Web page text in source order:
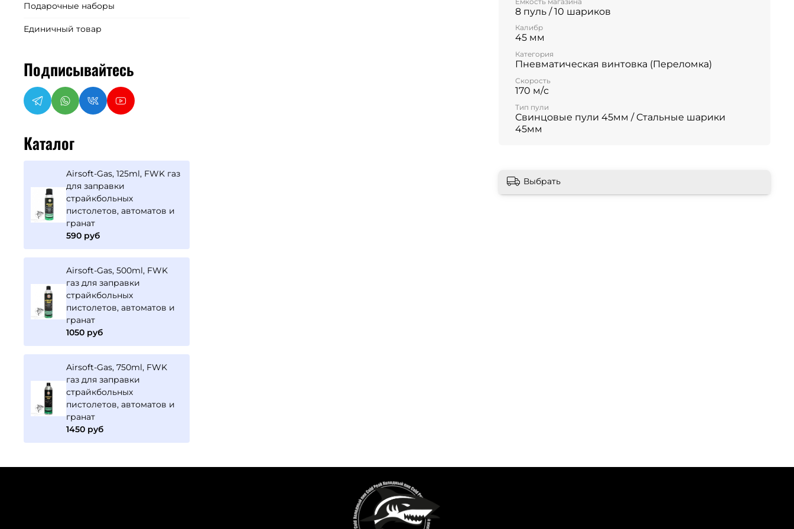
8 пуль / 10 шариков
Калибр
45 мм
Категория
Пневматическая винтовка (Переломка)
Скорость
170 м/с
Тип пули
Свинцовые пули 45мм / Стальные шарики
45мм
Выбрать
Подарочные наборы
Единичный товар
Подписывайтесь
Каталог
Airsoft-Gas, 125ml, FWK газ
для заправки
страйкбольных
пистолетов, автоматов и
гранат
590 руб
Airsoft-Gas, 500ml, FWK
газ для заправки
страйкбольных
пистолетов, автоматов и
гранат
1050 руб
Airsoft-Gas, 750ml, FWK
газ для заправки
страйкбольных
пистолетов, автоматов и
гранат
1450 руб